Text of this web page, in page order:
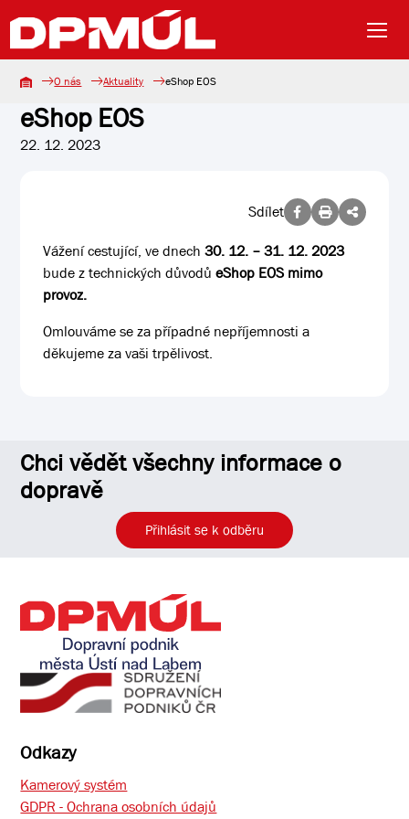
O nás Aktuality eShop EOS
eShop EOS
22. 12. 2023
Sdílet
Vážení cestující, ve dnech30. 12. – 31. 12. 2023
bude z technických důvodůeShop EOS mimo
provoz.
Omlouváme se za případné nepříjemnosti a
děkujeme za vaši trpělivost.
Chci vědět všechny informace o
dopravě
Přihlásit se k odběru
Odkazy
Kamerový systém
GDPR - Ochrana osobních údajů